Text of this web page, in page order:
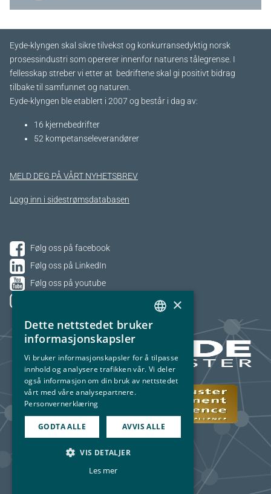
Eyde-klyngen skal sikre tilvekst og konkurransedyktig norsk
prosessindustri som opererer innenfor naturens tålegrense. I
fellesskap streber vi etter at bedriftene skal gi positivt bidrag
tilbake til samfunnet og naturen.
Eyde-klyngen ble etablert i 2007 og består i dag av:
16 kjernebedrifter​
52 kompetanseleverandører
MELD DEG PÅ VÅRT NYHETSBREV
Logg inn i sidestrømsdatabasen
Følg oss på facebook
Følg oss på LinkedIn
Følg oss på youtube
NORWEGIAN
×
Dette nettstedet bruker
informasjonskapsler
Vi bruker informasjonskapsler for å tilpasse
innhold og analysere trafikken vår. Vi deler
også informasjon om din bruk av nettstedet
vårt med våre analysepartnere.
Personvernerklæring
GODTA ALLE AVVIS ALLE
VIS DETALJER
Les mer